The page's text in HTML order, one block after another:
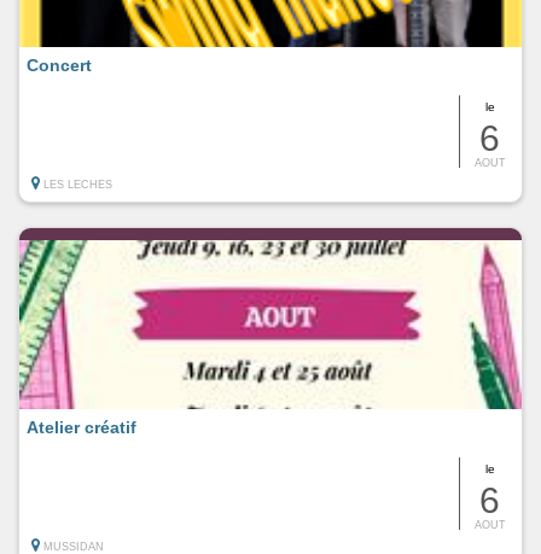
le
6
AOUT
Concert
LES LECHES
le
6
AOUT
Atelier créatif
MUSSIDAN